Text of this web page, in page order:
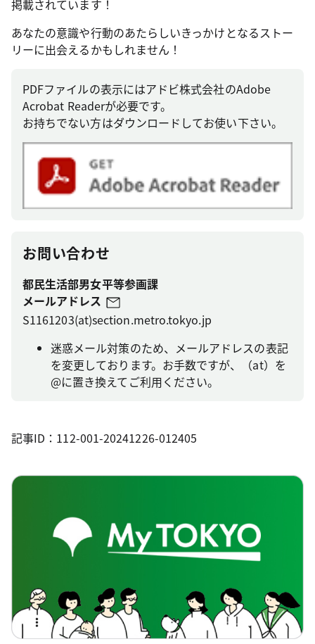
掲載されています！
あなたの意識や行動のあたらしいきっかけとなるストー
リーに出会えるかもしれません！
PDFファイルの表示にはアドビ株式会社のAdobe
Acrobat Readerが必要です。
お持ちでない方はダウンロードしてお使い下さい。
お問い合わせ
都民生活部男女平等参画課
メールアドレス
S1161203(at)section.metro.tokyo.jp
迷惑メール対策のため、メールアドレスの表記
を変更しております。お手数ですが、（at）を
@に置き換えてご利用ください。
記事ID：112-001-20241226-012405